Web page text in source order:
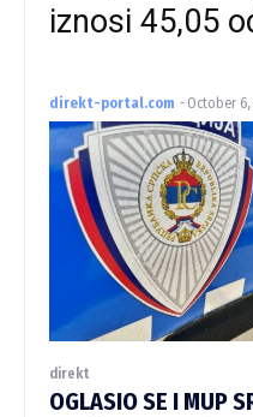
iznosi 45,05
direkt-portal.com - October
direkt
OGLASIO SE I MUP